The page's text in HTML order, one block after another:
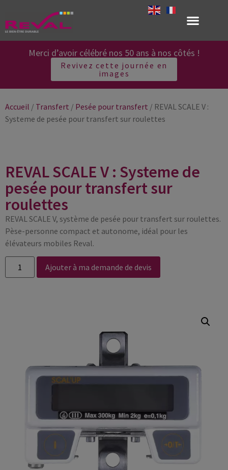
Merci d’avoir célébré nos 50 ans à nos côtés !
Revivez cette journée en
images
Accueil / Transfert / Pesée pour transfert / REVAL SCALE V :
Systeme de pesée pour transfert sur roulettes
REVAL SCALE V : Systeme de
pesée pour transfert sur
roulettes
REVAL SCALE V, système de pesée pour transfert sur roulettes.
Pèse-personne compact et autonome, idéal pour les
élévateurs mobiles Reval.
Ajouter à ma demande de devis